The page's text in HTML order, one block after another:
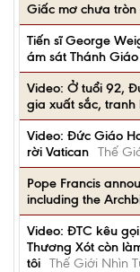
Giấc mơ chưa tròn
Tiến sĩ George
ám sát Thánh
Video: Ở tuổi 92,
gia xuất sắc, tranh
Video: Đức Giáo
rời Vatican Thế
Pope Francis
including the
Video: ĐTC kêu
Thương Xót còn
tôi Thế Giới Nhìn